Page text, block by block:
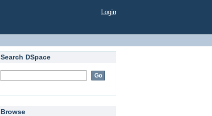
Login
Search DSpace
Browse